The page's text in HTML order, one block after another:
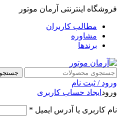
فروشگاه اینترنتی آرمان موتور
مطالب کاربران
مشاوره
برندها
جستجو
ورود / ثبت نام
ورود ایجاد حساب کاربری
نام کاربری یا آدرس ایمیل *